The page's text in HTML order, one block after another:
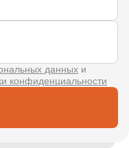
данных и
конфиденциальности